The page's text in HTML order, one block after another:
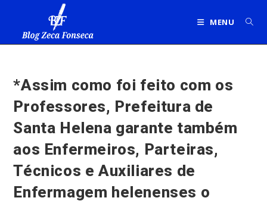
MENU
*Assim como foi feito com os
Professores, Prefeitura de
Santa Helena garante também
aos Enfermeiros, Parteiras,
Técnicos e Auxiliares de
Enfermagem helenenses o